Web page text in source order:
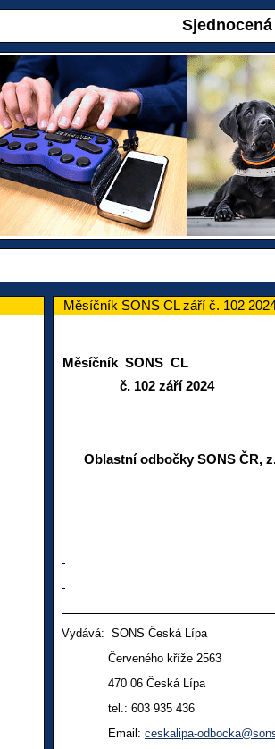
Měsíčník SONS CL září č. 102
Měsíčník SONS CL
č. 102 září 2024
Oblastní odbočky SONS
Vydává: SONS Česká Lípa
Červeného kříže 2563
470 06 Česká Lípa
tel.: 603 935 436
Email: ceskalipa-